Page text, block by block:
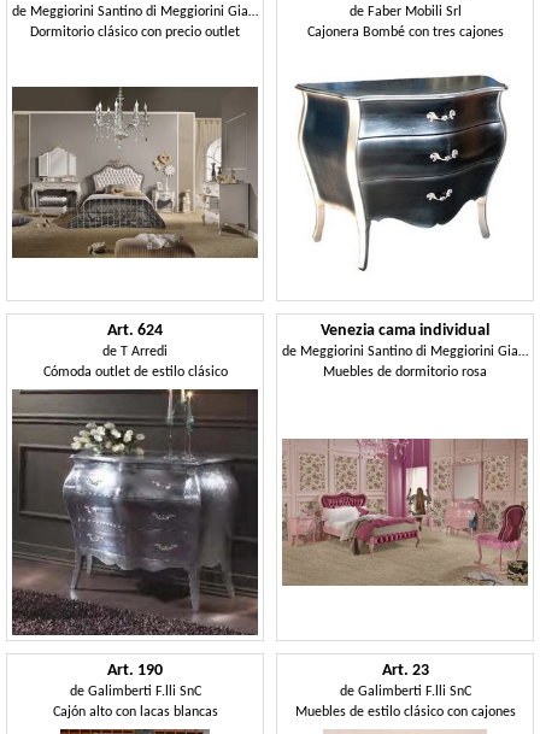
de Meggiorini Santino di Meggiorini Giampietro e C. Snc
Dormitorio clásico con precio outlet
de Faber Mobili Srl
Cajonera Bombé con tres cajones
Art. 624
de T Arredi
Cómoda outlet de estilo clásico
Venezia cama individual
de Meggiorini Santino di Meggiorini Giampietro e C. Snc
Muebles de dormitorio rosa
Art. 190
de Galimberti F.lli SnC
Cajón alto con lacas blancas
Art. 23
de Galimberti F.lli SnC
Muebles de estilo clásico con cajones